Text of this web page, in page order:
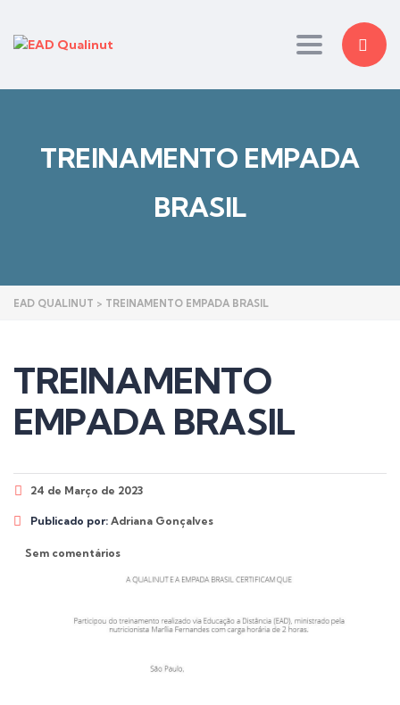
Toggle
TREINAMENTO EMPADA
BRASIL
EAD QUALINUT > TREINAMENTO EMPADA BRASIL
TREINAMENTO
EMPADA BRASIL
24 de Março de 2023
Publicado por: Adriana Gonçalves
Sem comentários